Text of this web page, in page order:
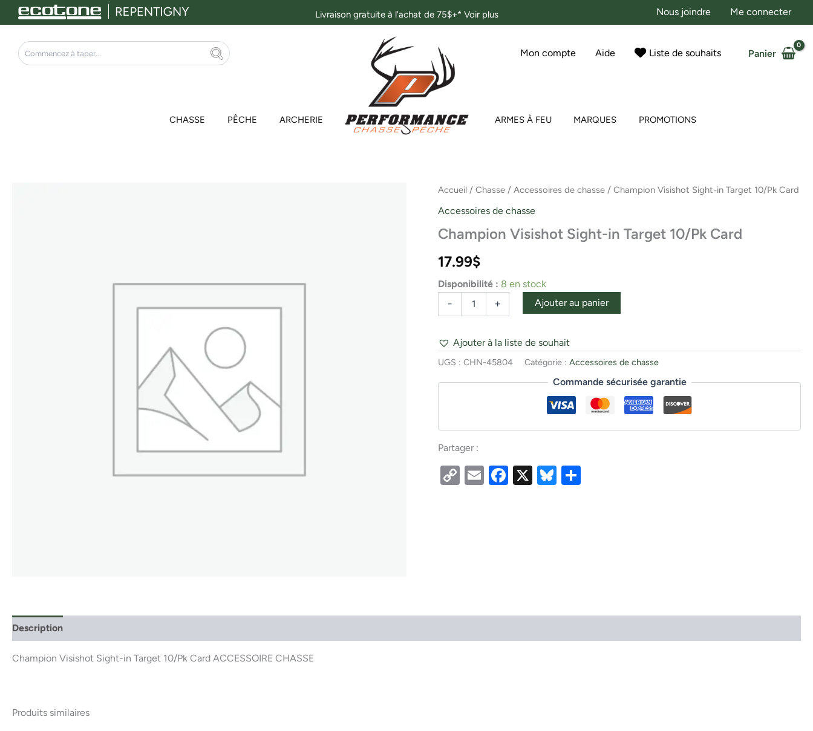
Aller
au
contenu
Livraison gratuite à l'achat de 75$+* Voir plus Nous joindre Me connecter
Rechercher
Mon compte Aide Liste de souhaits Panier
CHASSE PÊCHE ARCHERIE ARMES À FEU MARQUES PROMOTIONS
Accueil /Chasse /Accessoires de chasse / Champion Visishot Sight-in Target 10/Pk Card
Accessoires de chasse
Champion Visishot Sight-in Target 10/Pk Card
17.99$
Disponibilité : 8 en stock
-
quantité
Champion
Sight-
Target
Card
+ Ajouter au panier
Ajouter à la liste de souhait
UGS :CHN-45804 Catégorie :Accessoires de chasse
Commande sécurisée garantie
Partager :
CopyEmailFacebook
X Bluesky
Description
Champion Visishot Sight-in Target 10/Pk Card ACCESSOIRE CHASSE
Produits similaires